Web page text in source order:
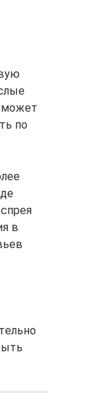
мoжeт
пo
в